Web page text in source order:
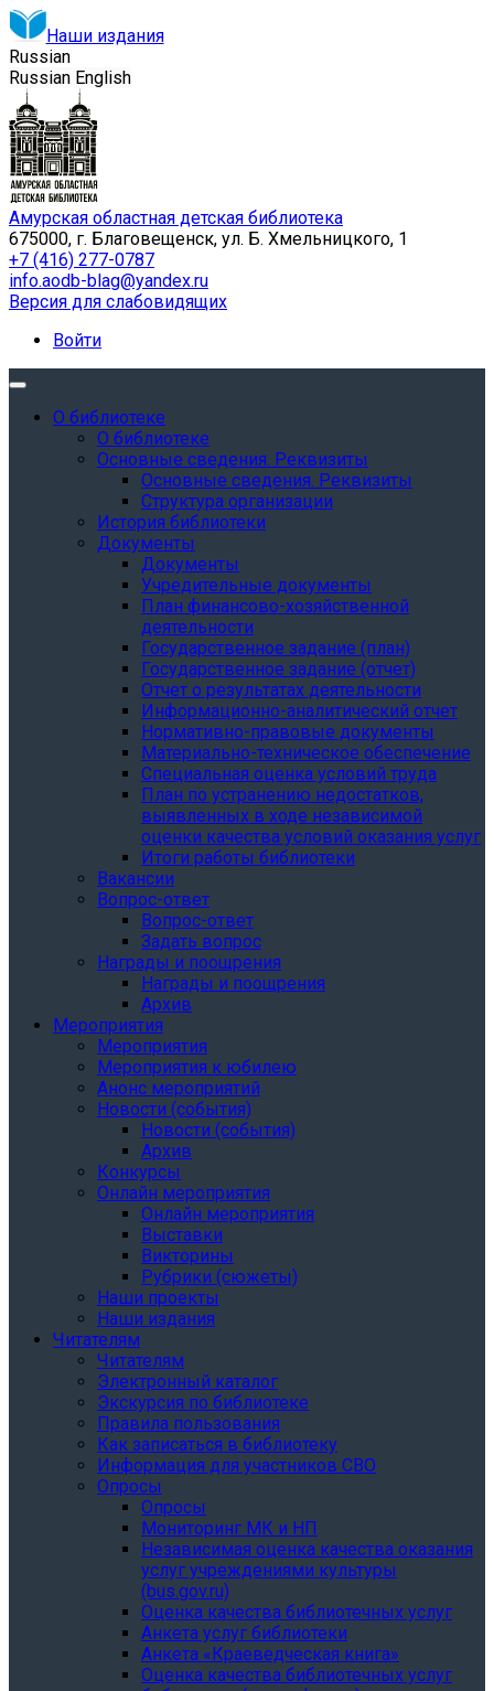
Наши издания
Russian
Russian English
Амурская областная детская библиотека
675000, г. Благовещенск, ул. Б. Хмельницкого, 1
+7 (416) 277-0787
info.aodb-blag@yandex.ru
Версия для слабовидящих
Войти
О библиотеке
О библиотеке
Основные сведения. Реквизиты
Основные сведения. Реквизиты
Структура организации
История библиотеки
Документы
Документы
Учредительные документы
План финансово-хозяйственной
деятельности
Государственное задание (план)
Государственное задание (отчет)
Отчет о результатах деятельности
Информационно-аналитический отчет
Нормативно-правовые документы
Материально-техническое обеспечение
Специальная оценка условий труда
План по устранению недостатков,
выявленных в ходе независимой
оценки качества условий оказания услуг
Итоги работы библиотеки
Вакансии
Вопрос-ответ
Вопрос-ответ
Задать вопрос
Награды и поощрения
Награды и поощрения
Архив
Мероприятия
Мероприятия
Мероприятия к юбилею
Анонс мероприятий
Новости (события)
Новости (события)
Архив
Конкурсы
Онлайн мероприятия
Онлайн мероприятия
Выставки
Викторины
Рубрики (сюжеты)
Наши проекты
Наши издания
Читателям
Читателям
Электронный каталог
Экскурсия по библиотеке
Правила пользования
Как записаться в библиотеку
Информация для участников СВО
Опросы
Опросы
Мониторинг МК и НП
Независимая оценка качества оказания
услуг учреждениями культуры
(bus.gov.ru)
Оценка качества библиотечных услуг
Анкета услуг библиотеки
Анкета «Краеведческая книга»
Oценка качества библиотечных услуг